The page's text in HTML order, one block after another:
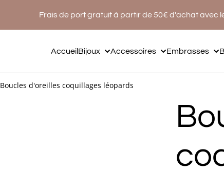
Frais de port gratuit à partir de 50€ d'achat avec
AccueilBijoux Accessoires Embrasses
Boucles d'oreilles coquillages léopards